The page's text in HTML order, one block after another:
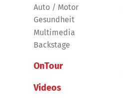
Auto / Motor
Gesundheit
Multimedia
Backstage
OnTour
Videos